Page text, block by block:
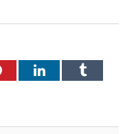
PinterestLinkedInTumblr